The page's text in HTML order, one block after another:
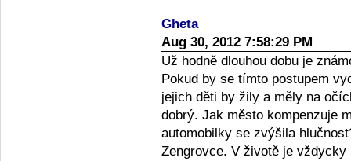
Gheta
Aug 30, 2012 7:58:29 PM
Už hodně dlouhou dobu je
Pokud by se tímto postupem
jejich děti by žily a měly na
dobrý. Jak město kompenzuje
automobilky se zvýšila
Zengrovce. V životě je vždycky